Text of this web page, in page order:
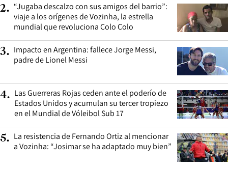
2. “Jugaba descalzo con sus amigos del barrio”:
viaje a los orígenes de Vozinha, la estrella
mundial que revoluciona Colo Colo
3. Impacto en Argentina: fallece Jorge Messi,
padre de Lionel Messi
4. Las Guerreras Rojas ceden ante el poderío de
Estados Unidos y acumulan su tercer tropiezo
en el Mundial de Vóleibol Sub 17
5. La resistencia de Fernando Ortiz al mencionar
a Vozinha: “Josimar se ha adaptado muy bien”